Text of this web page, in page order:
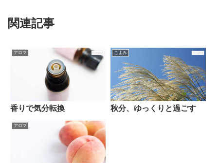
関連記事
アロマ
香りで気分転換
こよみ
秋分、ゆっくりと過ごす
アロマ